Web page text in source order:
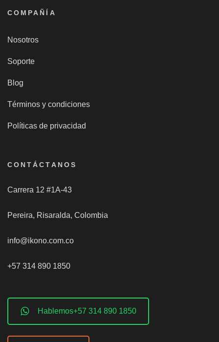
COMPAÑÍA
Nosotros
Soporte
Blog
Términos y condiciones
Políticas de privacidad
CONTÁCTANOS
Carrera 12 #1A-43
Pereira, Risaralda, Colombia
info@ikono.com.co
+57 314 890 1850
Hablemos+57 314 890 1850